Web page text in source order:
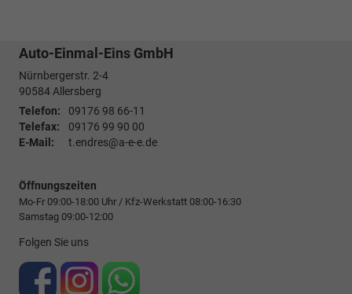
Auto-Einmal-Eins GmbH
Nürnbergerstr. 2-4
90584Allersberg
Telefon:
09176 98 66-11
Telefax:
09176 99 90 00
E-Mail:
t.endres@a-e-e.de
Öffnungszeiten
Mo-Fr 09:00-18:00 Uhr / Kfz-Werkstatt 08:00-16:30
Samstag 09:00-12:00
Folgen Sie uns